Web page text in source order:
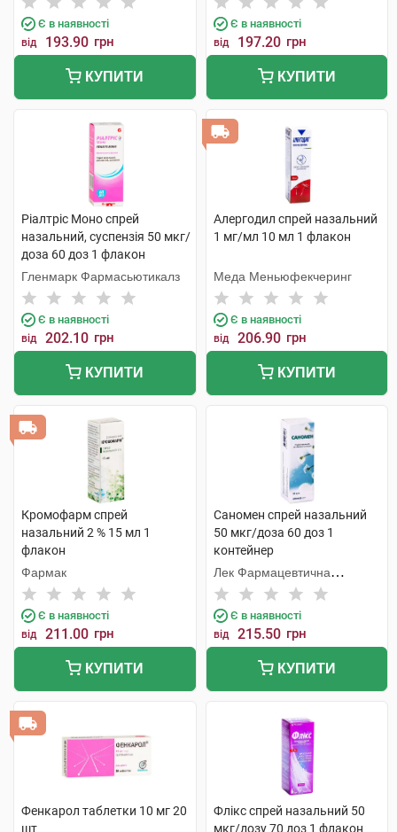
Є в наявності
від 193.90 грн
КУПИТИ
Є в наявності
від 197.20 грн
КУПИТИ
Ріалтріс Моно спрей
назальний, суспензія 50 мкг/
доза 60 доз 1 флакон
Гленмарк Фармасьютикалз
Є в наявності
від 202.10 грн
КУПИТИ
Алергодил спрей назальний
1 мг/мл 10 мл 1 флакон
Меда Меньюфекчеринг
Є в наявності
від 206.90 грн
КУПИТИ
Кромофарм спрей
назальний 2 % 15 мл 1
флакон
Фармак
Є в наявності
від 211.00 грн
КУПИТИ
Саномен спрей назальний
50 мкг/доза 60 доз 1
контейнер
Лек Фармацевтична
компанія
Є в наявності
від 215.50 грн
КУПИТИ
Фенкарол таблетки 10 мг 20
шт
Флікс спрей назальний 50
мкг/дозу 70 доз 1 флакон